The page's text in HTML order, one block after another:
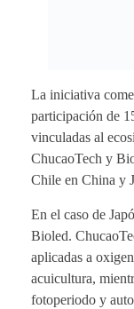
La iniciativa
participación de
vinculadas al
ChucaoTech y
Chile en China y
En el caso de
Bioled.
aplicadas a
acuicultura,
fotoperiodo y